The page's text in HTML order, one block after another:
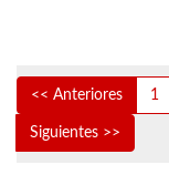
<< Anteriores 1
Siguientes >>